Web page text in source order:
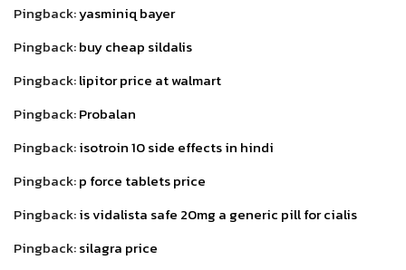
Pingback:yasminiq bayer
Pingback:buy cheap sildalis
Pingback:lipitor price at walmart
Pingback:Probalan
Pingback:isotroin 10 side effects in hindi
Pingback:p force tablets price
Pingback:is vidalista safe 20mg a generic pill for cialis
Pingback:silagra price